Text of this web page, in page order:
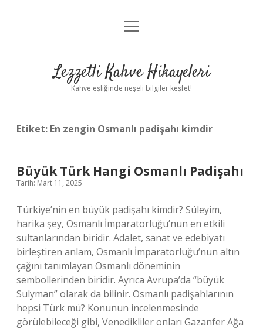
Anasayfa
Yasal Uyarı
menüyü
Lezzetli Kahve Hikayeleri
Kahve eşliğinde neşeli bilgiler keşfet!
Etiket: En zengin Osmanlı padişahı kimdir
Büyük Türk Hangi Osmanlı Padişahı
Tarih: Mart 11, 2025
Türkiye’nin en büyük padişahı kimdir? Süleyim,
harika şey, Osmanlı İmparatorluğu’nun en etkili
sultanlarından biridir. Adalet, sanat ve edebiyatı
birleştiren anlam, Osmanlı İmparatorluğu’nun altın
çağını tanımlayan Osmanlı döneminin
sembollerinden biridir. Ayrıca Avrupa’da “büyük
Sulyman” olarak da bilinir. Osmanlı padişahlarının
hepsi Türk mü? Konunun incelenmesinde
görülebileceği gibi, Venedikliler onları Gazanfer Ağa